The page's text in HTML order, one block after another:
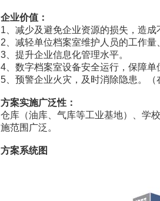
企业价值：
1、减少及避免企业资源的损失，造成
2、减轻单位档案室维护人员的工作量
3、提升企业信息化管理水平。
4、数字档案室设备安全运行，保障单
5、预警企业火灾，及时消除隐患。（
方案实施广泛性：
仓库（油库、气库等工业基地）、学
施范围广泛。
方案系统图